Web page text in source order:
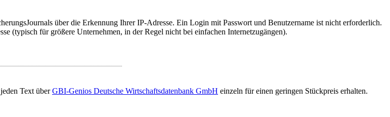
über die Erkennung Ihrer IP-Adresse. Ein Login mit Passwort und Benutzername ist nicht erforderlich.
(typisch für größere Unternehmen, in der Regel nicht bei einfachen Internetzugängen).
Text überGBI-Genios Deutsche Wirtschaftsdatenbank GmbH einzeln für einen geringen Stückpreis erhalten.